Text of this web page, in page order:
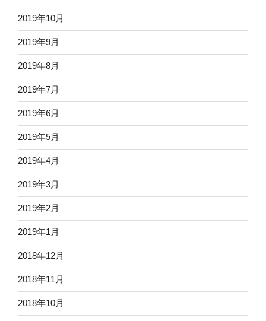
2019年10月
2019年9月
2019年8月
2019年7月
2019年6月
2019年5月
2019年4月
2019年3月
2019年2月
2019年1月
2018年12月
2018年11月
2018年10月